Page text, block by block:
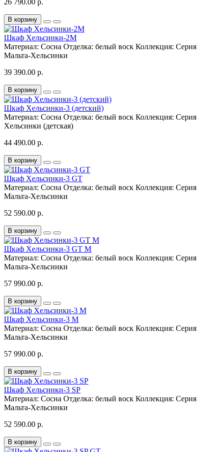
В корзину
Шкаф Хельсинки-2M
Материал: Сосна Отделка: белый воск Коллекция: Серия
Мальта-Хельсинки
39 390.00 р.
В корзину
Шкаф Хельсинки-3 (детский)
Материал: Сосна Отделка: белый воск Коллекция: Серия
Хельсинки (детская)
44 490.00 р.
В корзину
Шкаф Хельсинки-3 GT
Материал: Сосна Отделка: белый воск Коллекция: Серия
Мальта-Хельсинки
52 590.00 р.
В корзину
Шкаф Хельсинки-3 GT M
Материал: Сосна Отделка: белый воск Коллекция: Серия
Мальта-Хельсинки
57 990.00 р.
В корзину
Шкаф Хельсинки-3 M
Материал: Сосна Отделка: белый воск Коллекция: Серия
Мальта-Хельсинки
57 990.00 р.
В корзину
Шкаф Хельсинки-3 SP
Материал: Сосна Отделка: белый воск Коллекция: Серия
Мальта-Хельсинки
52 590.00 р.
В корзину